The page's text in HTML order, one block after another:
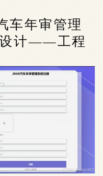
车年审管理
设计——工程